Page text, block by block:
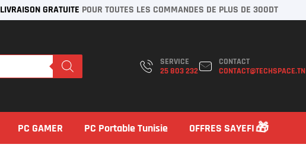
LIVRAISON GRATUITE POUR TOUTES LES COMMANDES DE PLUS DE 300DT
SERVICE
25 803 232
CONTACT
CONTACT@TECHSPACE.TN
PC GAMER PC Portable Tunisie OFFRES SAYEFI